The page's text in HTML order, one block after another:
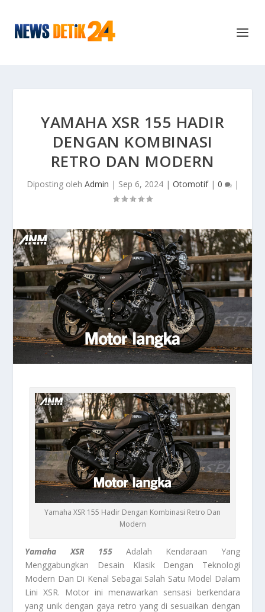
YAMAHA XSR 155 HADIR
DENGAN KOMBINASI
RETRO DAN MODERN
Diposting oleh Admin | Sep 6, 2024| Otomotif| 0 |
Yamaha XSR 155 Hadir Dengan Kombinasi Retro Dan
Modern
Yamaha XSR 155Adalah Kendaraan Yang
Menggabungkan Desain Klasik Dengan Teknologi
Modern Dan Di Kenal Sebagai Salah Satu Model Dalam
Lini XSR. Motor ini menawarkan sensasi berkendara
yang unik dengan gaya retro yang di sesuaikan dengan